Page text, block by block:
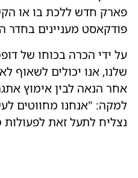
פארק חדש ללכת בו או
פודקאסט מעניינים בחדר
על ידי הכרה בכוחו של
שלנו, אנו יכולים לשאוף
אחר הנאה לבין אימוץ
למקה: "אנחנו מחווטים
נצליח לתעל זאת